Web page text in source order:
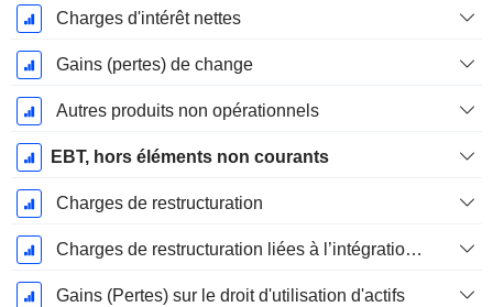
Charges d'intérêt nettes
Gains (pertes) de change
Autres produits non opérationnels
EBT, hors éléments non courants
Charges de restructuration
Charges de restructuration liées à l’intégration d’une nouvelle activité (Fusions, Acquisitions)
Gains (Pertes) sur le droit d'utilisation d'actifs